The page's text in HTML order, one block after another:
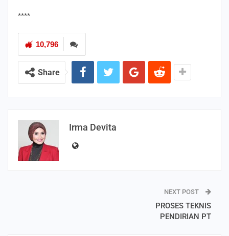
****
10,796
Share
Irma Devita
NEXT POST
PROSES TEKNIS
PENDIRIAN PT